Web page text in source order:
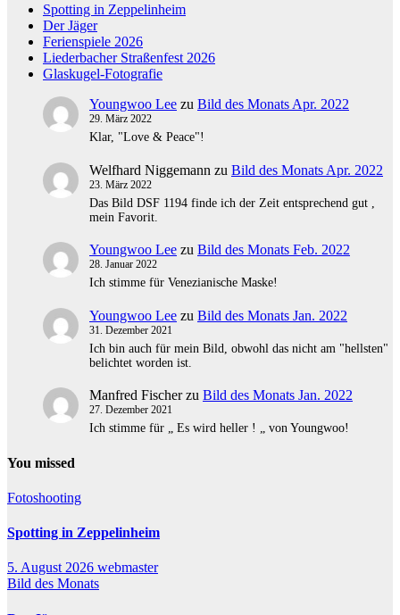
Spotting in Zeppelinheim
Der Jäger
Ferienspiele 2026
Liederbacher Straßenfest 2026
Glaskugel-Fotografie
Youngwoo Lee zu Bild des Monats Apr. 2022
29. März 2022
Klar, "Love & Peace"!
Welfhard Niggemann zu Bild des Monats Apr. 2022
23. März 2022
Das Bild DSF 1194 finde ich der Zeit entsprechend gut ,
mein Favorit.
Youngwoo Lee zu Bild des Monats Feb. 2022
28. Januar 2022
Ich stimme für Venezianische Maske!
Youngwoo Lee zu Bild des Monats Jan. 2022
31. Dezember 2021
Ich bin auch für mein Bild, obwohl das nicht am "hellsten"
belichtet worden ist.
Manfred Fischerzu Bild des Monats Jan. 2022
27. Dezember 2021
Ich stimme für „ Es wird heller ! „ von Youngwoo!
You missed
Fotoshooting
Spotting in Zeppelinheim
5. August 2026 webmaster
Bild des Monats